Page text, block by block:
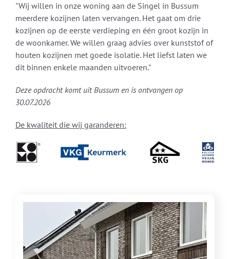
"Wij willen in onze woning aan de Singel in Bussum
meerdere kozijnen laten vervangen. Het gaat om drie
kozijnen op de eerste verdieping en één groot kozijn in
de woonkamer. We willen graag advies over kunststof of
houten kozijnen met goede isolatie. Het liefst laten we
dit binnen enkele maanden uitvoeren."
Deze opdracht komt uit Bussum en is ontvangen op
30.07.2026
De kwaliteit die wij garanderen: